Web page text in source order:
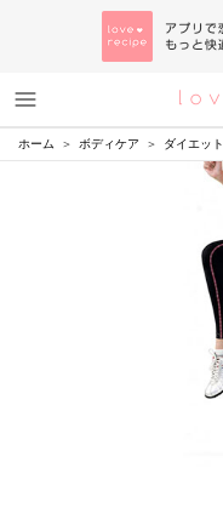
ホーム ボディケア ダイエット